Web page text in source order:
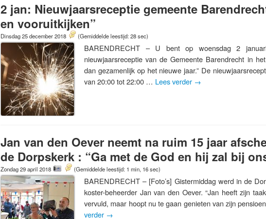
2 jan: Nieuwjaarsreceptie gemeente
en vooruitkijken”
Dinsdag 25 december 2018 (Gemiddelde leestijd: 28 sec)
BARENDRECHT – U bent op woensdag 2
nieuwjaarsreceptie van de Gemeente Barendrecht in
dan gezamenlijk op het nieuwe jaar.” De
van 20:00 tot 22:00 … Lees verder →
Jan van den Oever neemt na ruim 15 jaar
de Dorpskerk : “Ga met de God en hij zal bij
Zondag 29 april 2018 (Gemiddelde leestijd: 1 min, 16 sec)
BARENDRECHT – [Foto’s] Gistermiddag werd in de
koster-beheerder Jan van den Oever. “Jan heeft zijn
vervuld, maar hoopt nu te gaan genieten van zijn
verder →